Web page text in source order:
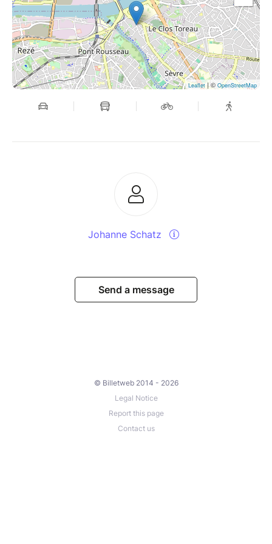
- interview de Juan par Libération en 2021(avant le
film)
Leaflet| © OpenStreetMap
Johanne Schatz
Send a message
© Billetweb 2014 - 2026
Legal Notice
Report this page
Contact us